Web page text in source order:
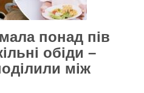
понад пів
обіди –
між